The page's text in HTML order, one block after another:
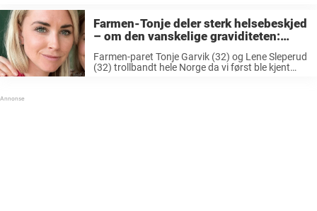
Farmen-Tonje deler sterk helsebeskjed
– om den vanskelige graviditeten:
Farmen-paret Tonje Garvik (32) og Lene Sleperud
(32) trollbandt hele Norge da vi først ble kjent